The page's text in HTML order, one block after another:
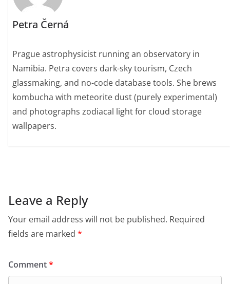
Petra Černá
Prague astrophysicist running an observatory in
Namibia. Petra covers dark-sky tourism, Czech
glassmaking, and no-code database tools. She brews
kombucha with meteorite dust (purely experimental)
and photographs zodiacal light for cloud storage
wallpapers.
Leave a Reply
Your email address will not be published. Required
fields are marked *
Comment*